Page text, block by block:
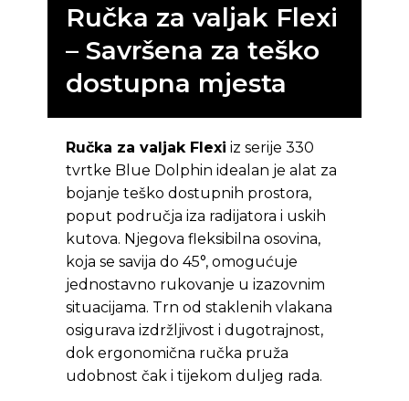
Ručka za valjak Flexi
– Savršena za teško
dostupna mjesta
Ručka za valjak Flexi iz serije 330
tvrtke Blue Dolphin idealan je alat za
bojanje teško dostupnih prostora,
poput područja iza radijatora i uskih
kutova. Njegova fleksibilna osovina,
koja se savija do 45°, omogućuje
jednostavno rukovanje u izazovnim
situacijama. Trn od staklenih vlakana
osigurava izdržljivost i dugotrajnost,
dok ergonomična ručka pruža
udobnost čak i tijekom duljeg rada.